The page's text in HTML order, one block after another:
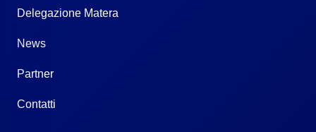
Delegazione Matera
News
Partner
Contatti